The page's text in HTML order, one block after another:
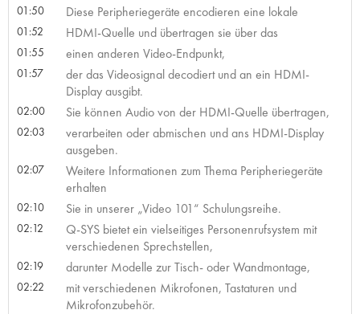
01:50 Diese Peripheriegeräte encodieren eine lokale
01:52 HDMI-Quelle und übertragen sie über das
01:55 einen anderen Video-Endpunkt,
01:57
der das Videosignal decodiert und an ein HDMI-
Display ausgibt.
02:00 Sie können Audio von der HDMI-Quelle übertragen,
02:03
verarbeiten oder abmischen und ans HDMI-Display
ausgeben.
02:07
Weitere Informationen zum Thema Peripheriegeräte
erhalten
02:10 Sie in unserer „Video 101“ Schulungsreihe.
02:12
Q-SYS bietet ein vielseitiges Personenrufsystem mit
verschiedenen Sprechstellen,
02:19 darunter Modelle zur Tisch- oder Wandmontage,
02:22
mit verschiedenen Mikrofonen, Tastaturen und
Mikrofonzubehör.